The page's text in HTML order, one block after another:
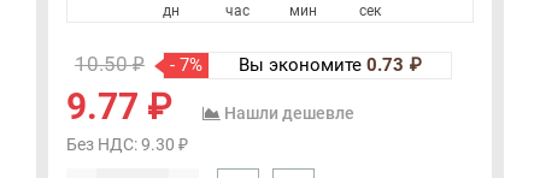
дн час мин сек
10.50 ₽ - 7% Вы экономите 0.73 ₽
9.77 ₽
Нашли дешевле
Без НДС: 9.30 ₽